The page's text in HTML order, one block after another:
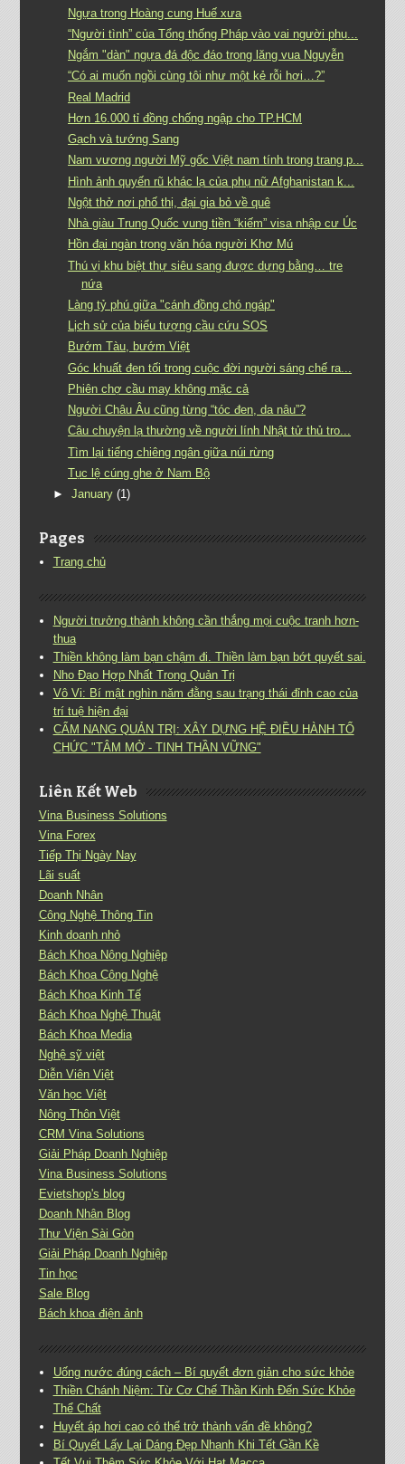
Ngựa trong Hoàng cung Huế xưa
“Người tình” của Tổng thống Pháp vào vai người phụ...
Ngắm "dàn" ngựa đá độc đáo trong lăng vua Nguyễn
“Có ai muốn ngồi cùng tôi như một kẻ rỗi hơi…?”
Real Madrid
Hơn 16.000 tỉ đồng chống ngập cho TP.HCM
Gạch và tướng Sang
Nam vương người Mỹ gốc Việt nam tính trong trang p...
Hình ảnh quyến rũ khác lạ của phụ nữ Afghanistan k...
Ngột thở nơi phố thị, đại gia bỏ về quê
Nhà giàu Trung Quốc vung tiền “kiếm” visa nhập cư Úc
Hồn đại ngàn trong văn hóa người Khơ Mú
Thú vị khu biệt thự siêu sang được dựng bằng… tre
nứa
Làng tỷ phú giữa "cánh đồng chó ngáp"
Lịch sử của biểu tượng cầu cứu SOS
Bướm Tàu, bướm Việt
Góc khuất đen tối trong cuộc đời người sáng chế ra...
Phiên chợ cầu may không mặc cả
Người Châu Âu cũng từng “tóc đen, da nâu”?
Câu chuyện lạ thường về người lính Nhật tử thủ tro...
Tìm lại tiếng chiêng ngân giữa núi rừng
Tục lệ cúng ghe ở Nam Bộ
►January (1)
Pages
Trang chủ
Người trưởng thành không cần thắng mọi cuộc tranh hơn-
thua
Thiền không làm bạn chậm đi. Thiền làm bạn bớt quyết sai.
Nho Đạo Hợp Nhất Trong Quản Trị
Vô Vi: Bí mật nghìn năm đằng sau trạng thái đỉnh cao của
trí tuệ hiện đại
CẨM NANG QUẢN TRỊ: XÂY DỰNG HỆ ĐIỀU HÀNH TỔ
CHỨC "TÂM MỞ - TINH THẦN VỮNG"
Liên Kết Web
Vina Business Solutions
Vina Forex
Tiếp Thị Ngày Nay
Lãi suất
Doanh Nhân
Công Nghệ Thông Tin
Kinh doanh nhỏ
Bách Khoa Nông Nghiệp
Bách Khoa Công Nghệ
Bách Khoa Kinh Tế
Bách Khoa Nghệ Thuật
Bách Khoa Media
Nghệ sỹ việt
Diễn Viên Việt
Văn học Việt
Nông Thôn Việt
CRM Vina Solutions
Giải Pháp Doanh Nghiệp
Vina Business Solutions
Evietshop's blog
Doanh Nhân Blog
Thư Viện Sài Gòn
Giải Pháp Doanh Nghiệp
Tin học
Sale Blog
Bách khoa điện ảnh
Uống nước đúng cách – Bí quyết đơn giản cho sức khỏe
Thiền Chánh Niệm: Từ Cơ Chế Thần Kinh Đến Sức Khỏe
Thể Chất
Huyết áp hơi cao có thể trở thành vấn đề không?
Bí Quyết Lấy Lại Dáng Đẹp Nhanh Khi Tết Gần Kề